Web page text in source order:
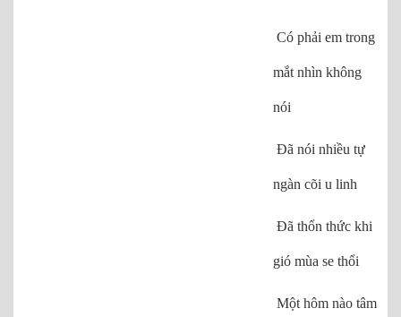
Có phải em trong
mắt nhìn không
nói
Đã nói nhiều tự
ngàn cõi u linh
Đã thổn thức khi
gió mùa se thổi
Một hôm nào tâm